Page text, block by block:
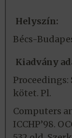
Helyszín:
Bécs-
Kiadvány
kötet. Pl.
Computers
ICCHP’98.